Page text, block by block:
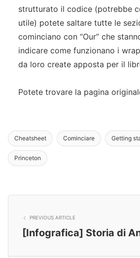
strutturato il codice (potrebbe
utile) potete saltare tutte le
cominciano con “Our” che
indicare come funzionano i
da loro create apposta per il
Potete trovare la pagina
Cheatsheet Cominciare Getting
Princeton
PREVIOUS ARTICLE
[Infografica] Storia di